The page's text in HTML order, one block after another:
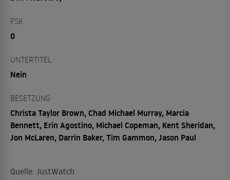
FSK
0
UNTERTITEL
Nein
BESETZUNG
Christa Taylor Brown, Chad Michael Murray, Marcia
Bennett, Erin Agostino, Michael Copeman, Kent Sheridan,
Jon McLaren, Darrin Baker, Tim Gammon, Jason Paul
Quelle: JustWatch